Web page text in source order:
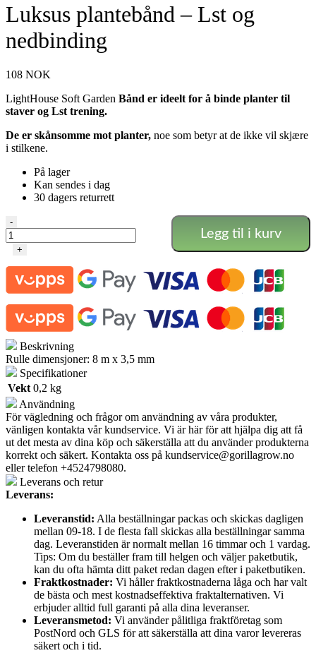
Luksus plantebånd – Lst og
nedbinding
108 NOK
LightHouse Soft Garden Bånd er ideelt for å binde planter til
staver og Lst trening.
De er skånsomme mot planter, noe som betyr at de ikke vil skjære
i stilkene.
På lager
Kan sendes i dag
30 dagers returrett
Luksus
plantebånd
-
og
nedbinding
antall
-
+
Legg til i kurv
Beskrivning
Rulle dimensjoner: 8 m x 3,5 mm
Specifikationer
Vekt 0,2 kg
Användning
För vägledning och frågor om användning av våra produkter,
vänligen kontakta vår kundservice. Vi är här för att hjälpa dig att få
ut det mesta av dina köp och säkerställa att du använder produkterna
korrekt och säkert. Kontakta oss på kundservice@gorillagrow.no
eller telefon +4524798080.
Leverans och retur
Leverans:
Leveranstid: Alla beställningar packas och skickas dagligen
mellan 09-18. I de flesta fall skickas alla beställningar samma
dag. Leveranstiden är normalt mellan 16 timmar och 1 vardag.
Tips: Om du beställer fram till helgen och väljer paketbutik,
kan du ofta hämta ditt paket redan dagen efter i paketbutiken.
Fraktkostnader: Vi håller fraktkostnaderna låga och har valt
de bästa och mest kostnadseffektiva fraktalternativen. Vi
erbjuder alltid full garanti på alla dina leveranser.
Leveransmetod: Vi använder pålitliga fraktföretag som
PostNord och GLS för att säkerställa att dina varor levereras
säkert och i tid.